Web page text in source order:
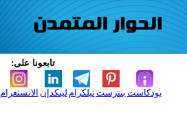
تابعونا على:
الانستغرام لينكدإن تيلكرامبنترست بودكاست